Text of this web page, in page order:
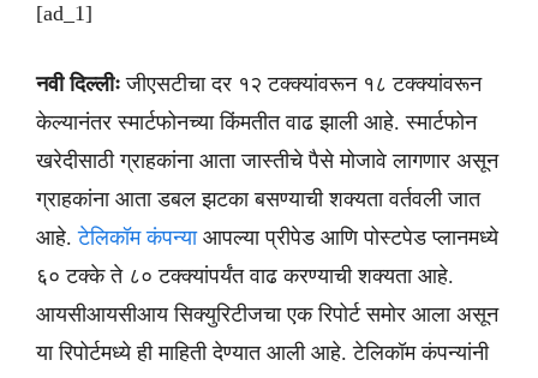
[ad_1]
नवी दिल्लीःजीएसटीचा दर १२ टक्क्यांवरून १८ टक्क्यांवरून
केल्यानंतर स्मार्टफोनच्या किंमतीत वाढ झाली आहे. स्मार्टफोन
खरेदीसाठी ग्राहकांना आता जास्तीचे पैसे मोजावे लागणार असून
ग्राहकांना आता डबल झटका बसण्याची शक्यता वर्तवली जात
आहे.टेलिकॉम कंपन्याआपल्या प्रीपेड आणि पोस्टपेड प्लानमध्ये
६० टक्के ते ८० टक्क्यांपर्यंत वाढ करण्याची शक्यता आहे.
आयसीआयसीआय सिक्युरिटीजचा एक रिपोर्ट समोर आला असून
या रिपोर्टमध्ये ही माहिती देण्यात आली आहे. टेलिकॉम कंपन्यांनी